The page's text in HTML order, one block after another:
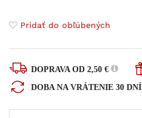
Pridať do obľúbených
DOPRAVA OD 2,50 €
DOBA NA VRÁTENIE 30 DNÍ